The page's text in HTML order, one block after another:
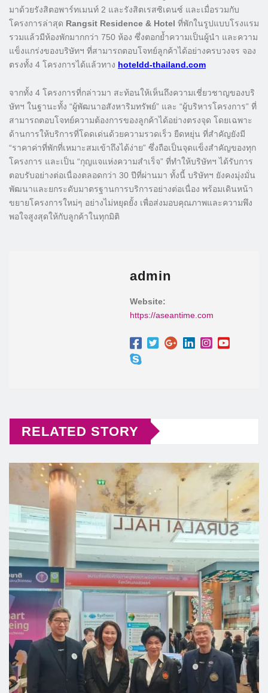
มาด้วยรังสิตอพาร์ทเมนท์ 2 และรังสิตเรสซิเดนซ์ และเมื่อรวมกับ
โครงการล่าสุด Rangsit Residence & Hotel ที่พักในรูปแบบโรงแรม
รวมแล้วมีห้องพักมากกว่า 750 ห้อง ซึ่งตอกย้ำความเป็นผู้นำ และความ
แข็งแกร่งของบริษัทฯ ที่สามารถตอบโจทย์ลูกค้าได้อย่างครบวงจร จอง
ตรงทั้ง 4 โครงการได้แล้วทาง hoteldd-thailand.com
จากทั้ง 4 โครงการที่กล่าวมา สะท้อนให้เห็นถึงความเชี่ยวชาญของบริ
ษัทฯ ในฐานะทั้ง “ผู้พัฒนาอสังหาริมทรัพย์” และ “ผู้บริหารโครงการ” ที่
สามารถตอบโจทย์ความต้องการของลูกค้าได้อย่างตรงจุด โดยเฉพาะ
ด้านการให้บริการที่โดดเด่นด้วยความรวดเร็ว ยืดหยุ่น ที่สำคัญยังมี
“ราคาค่าที่พักที่เหมาะสมเข้าถึงได้ง่าย” ซึ่งถือเป็นจุดแข็งสำคัญของทุก
โครงการ และเป็น “กุญแจแห่งความสำเร็จ” ที่ทำให้บริษัทฯ ได้รับการ
ตอบรับอย่างต่อเนื่องตลอดกว่า 30 ปีที่ผ่านมา ทั้งนี้ บริษัทฯ ยังคงมุ่งมั่น
พัฒนาและยกระดับมาตรฐานการบริการอย่างต่อเนื่อง พร้อมเดินหน้า
ขยายโครงการใหม่ๆ อย่างไม่หยุดยั้ง เพื่อส่งมอบคุณภาพและความพึง
พอใจสูงสุดให้กับลูกค้าในทุกมิติ
admin
Website:
https://aseantime.com
RELATED STORY